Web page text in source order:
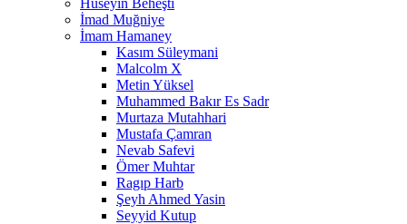
Hüseyin Beheşti
İmad Muğniye
İmam Hamaney
Kasım Süleymani
Malcolm X
Metin Yüksel
Muhammed Bakır Es Sadr
Murtaza Mutahhari
Mustafa Çamran
Nevab Safevi
Ömer Muhtar
Ragıp Harb
Şeyh Ahmed Yasin
Seyyid Kutup